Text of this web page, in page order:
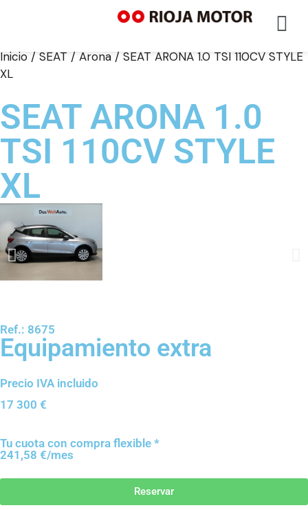
Inicio / SEAT / Arona / SEAT ARONA 1.0 TSI 110CV STYLE
XL
SEAT ARONA 1.0
TSI 110CV STYLE
XL
Ref.: 8675
Equipamiento extra
Precio IVA incluido
17 300 €
Tu cuota con compra flexible *
241,58 €/mes
Reservar